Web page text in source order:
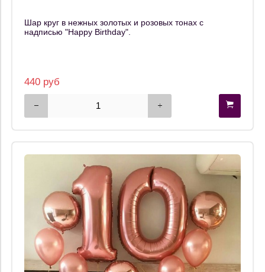
Шар круг в нежных золотых и розовых тонах с
надписью "Happy Birthday".
440 руб